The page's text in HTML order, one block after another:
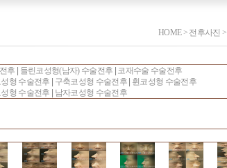
HOME > 전후사진 >
후 들린코성형(남자) 수술전후 코재수술 수술전후
형 수술전후 구축코성형 수술전후 휜코성형 수술전후
형 수술전후 남자코성형 수술전후